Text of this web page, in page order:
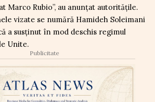
Marco Rubio”, au anunțat autoritățile.
vizate se numără Hamideh Soleimani
a susținut în mod deschis regimul
Unite.
Publicitate